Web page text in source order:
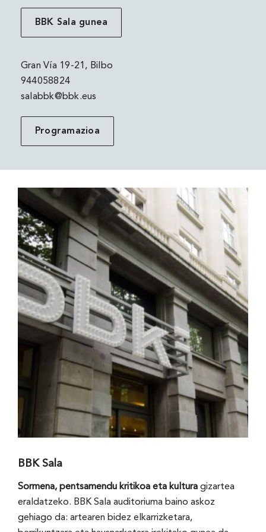
BBK Sala gunea
Gran Vía 19-21, Bilbo
944058824
salabbk@bbk.eus
Programazioa
BBK Sala
Sormena, pentsamendu kritikoa eta kulturagizartea
eraldatzeko. BBK Sala auditoriuma baino askoz
gehiago da: artearen bidez elkarrizketara,